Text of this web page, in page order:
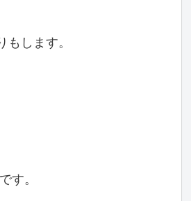
します。
す。